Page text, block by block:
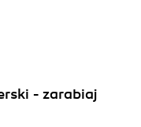
- zarabiaj